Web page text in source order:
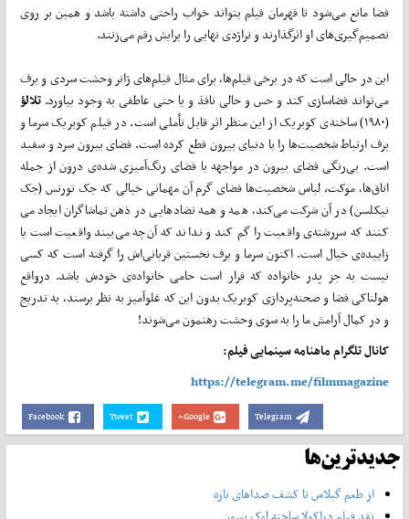
فضا مانع می‌­شود تا قهرمان فیلم بتواند خواب راحتی داشته باشد و همین بر روی
تصمیم­‌گیری­‌های او اثرگذارند و تراژدی نهایی را برایش رقم می‌­زنند.
این در حالی است که در برخی فیلم­‌ها، برای مثال فیلم­‌های ژانر وحشت سردی و برف
می­‌تواند فضاسازی کند و حس و حالی نافذ و یا حتی عاطفی به وجود بیاورد. تلالؤ
(۱۹۸۰) ساخته‌ی کوبریک از این منظر اثر قابل تأملی است. در فیلم کوبریک سرما و
برف ارتباط شخصیت­‌ها را با دنیای بیرون قطع کرده است. فضای بیرون سرد و سفید
است. بی‌رنگی فضای بیرون در مواجهه با فضای رنگ‌­آمیزی شده‌ی درون از جمله
اتاق‌­ها، موکت،لباس شخصیت­‌ها فضای گرم آن مهمانی خیالی که جک تورنس (جک
نیکلسن) در آن شرکت می­‌کند، همه و همه تضاد­هایی در ذهن تماشاگران ایجاد می­‌
کنند که سررشته‌ی واقعیت را گم کند و نداند که آن­‌چه می­‌بیند واقعیت است یا
زاییده‌ی خیال است. اکنون سرما و برف نخستین قربانی‌­اش را گرفته است که کسی
نیست به جز پدر خانواده که قرار است حامی خانواده‌ی خودش باشد. درواقع
هولناکی فضا و صحنه‌­پردازی کوبریک بدون این که غلو­آمیز به نظر برسند، به تدریج
و در کمال آرامش ما را به سوی وحشت رهنمون می‌­شوند!
کانال تلگرام ماهنامه سینمایی فیلم:
https://telegram.me/filmmagazine
Facebook Tweet Google+ Telegram
جدیدترین‌ها
از طعم گیلاس تا کشف صداهای تازه